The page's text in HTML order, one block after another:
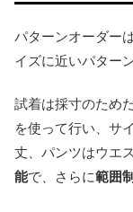
パターンオーダー
イズに近いパター
試着は採寸のため
を使って行い、サ
丈、パンツはウエ
能で、さらに範囲